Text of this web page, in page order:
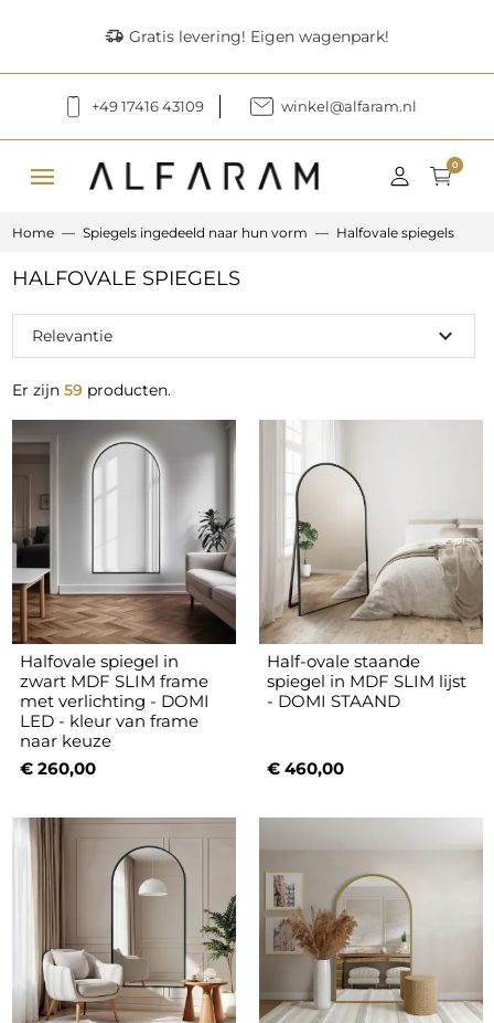
delivery_truck_speed Gratis levering! Eigen wagenpark!
+49 17416 43109 winkel@alfaram.nl
menu 0
Home Spiegels ingedeeld naar hun vorm Halfovale spiegels
HALFOVALE SPIEGELS
Er zijn 59producten.
Relevantie expand_more
Halfovale spiegel in
zwart MDF SLIM frame
met verlichting - DOMI
LED - kleur van frame
naar keuze
€ 260,00
Half-ovale staande
spiegel in MDF SLIM lijst
- DOMI STAAND
€ 460,00